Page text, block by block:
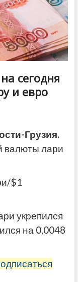
сегодня
и евро
Грузия.
валюты лари
$1
укрепился
на 0,0048